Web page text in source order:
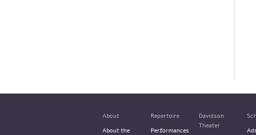
About
About the
Repertoire
Performances
Davidson
Theater